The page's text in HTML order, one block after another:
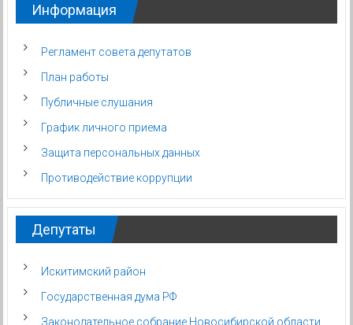
Информация
Регламент совета депутатов
План работы
Публичные слушания
График личного приема
Защита персональных данных
Противодействие коррупции
Депутаты
Искитимский район
Государственная дума РФ
Законодательное собрание Новосибирской области